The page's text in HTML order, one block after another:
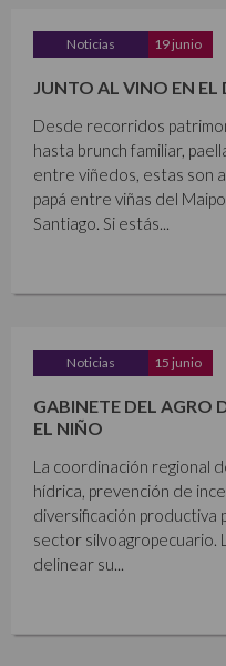
Noticias 19 junio
JUNTO AL VINO EN EL
Desde recorridos
hasta brunch familiar,
entre viñedos, estas son
papá entre viñas del
Santiago. Si estás...
Noticias 15 junio
GABINETE DEL AGRO
EL NIÑO
La coordinación regional
hídrica, prevención de
diversificación productiva
sector silvoagropecuario.
delinear su...